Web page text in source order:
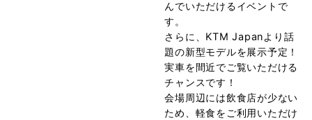
んでいただけるイベントで
す。
さらに、KTM Japanより話
題の新型モデルを展示予定！
実車を間近でご覧いただける
チャンスです！
会場周辺には飲食店が少ない
ため、軽食をご利用いただけ